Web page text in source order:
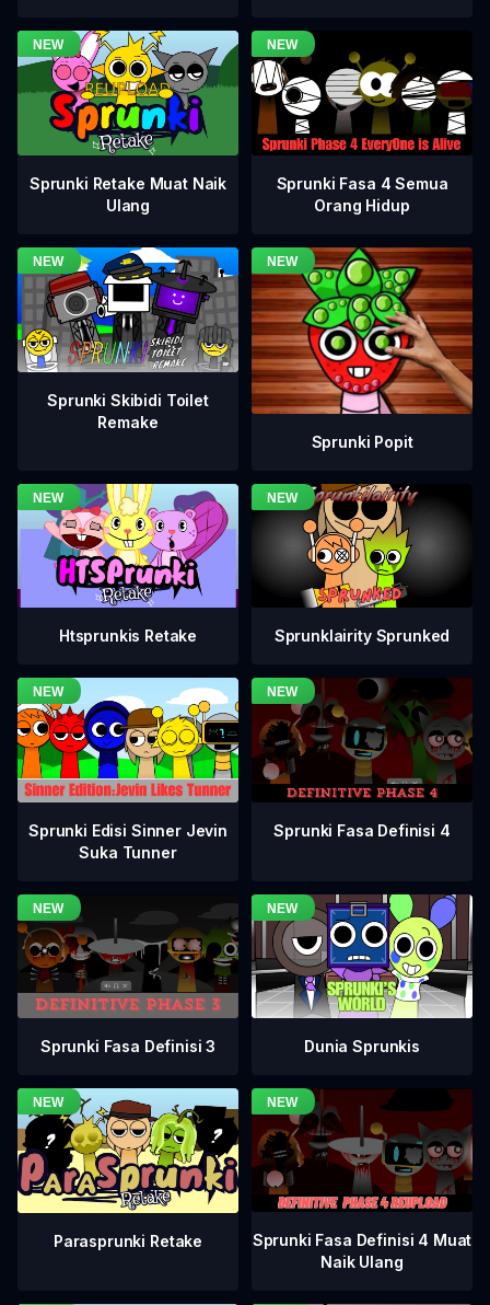
Sprunki Retake Muat Naik
Ulang
Sprunki Fasa 4 Semua
Orang Hidup
Sprunki Skibidi Toilet
Remake
Sprunki Popit
Htsprunkis Retake Sprunklairity Sprunked
Sprunki Edisi Sinner Jevin
Suka Tunner
Sprunki Fasa Definisi 4
Sprunki Fasa Definisi 3 Dunia Sprunkis
Parasprunki Retake
Sprunki Fasa Definisi 4 Muat
Naik Ulang